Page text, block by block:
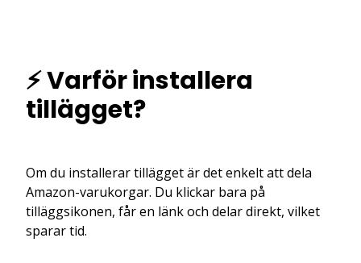
⚡ Varför installera
tillägget?
Om du installerar tillägget är det enkelt att dela
Amazon-varukorgar. Du klickar bara på
tilläggsikonen, får en länk och delar direkt, vilket
sparar tid.